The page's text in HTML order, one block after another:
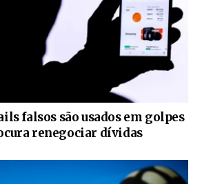
falsos são usados em golpes
renegociar dívidas